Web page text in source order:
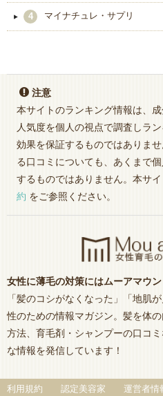
4 マイナチュレ・サプリ
注意
本サイトのランキング情報は、
人気度を個人の視点で調査しラ
効果を保証するものではありま
る口コミについても、あくまで
するものではありません。本サ
約 をご参照ください。
女性に薄毛の対策にはムーアマウン
「髪のコシがなくなった」「地肌
性のための情報マガジン。髪を体
方法、育毛剤・シャンプーの口コ
な情報を発信しています！
利用規約 認定美容家 運営者情